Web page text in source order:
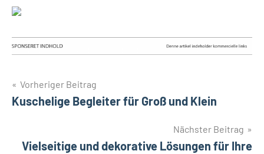
Beitragsnavigation
Vorheriger Beitrag
Kuschelige Begleiter für Groß und Klein
Nächster Beitrag
Vielseitige und dekorative Lösungen für Ihre